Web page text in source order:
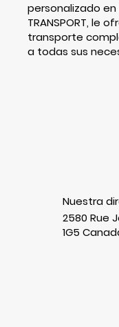
personalizado en
TRANSPORT, le
transporte
a todas sus
Nuestra
2580 Rue
1G5